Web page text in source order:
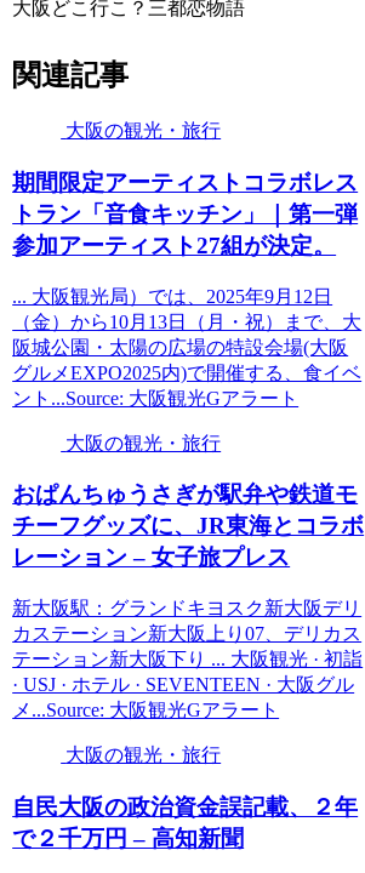
大阪どこ行こ？三都恋物語
関連記事
大阪の観光・旅行
期間限定アーティストコラボレス
トラン「音食キッチン」｜第一弾
参加アーティスト27組が決定。
... 大阪観光局）では、2025年9月12日
（金）から10月13日（月・祝）まで、大
阪城公園・太陽の広場の特設会場(大阪
グルメEXPO2025内)で開催する、食イベ
ント...Source: 大阪観光Gアラート
大阪の観光・旅行
おぱんちゅうさぎが駅弁や鉄道モ
チーフグッズに、JR東海とコラボ
レーション – 女子旅プレス
新大阪駅：グランドキヨスク新大阪デリ
カステーション新大阪上り07、デリカス
テーション新大阪下り ... 大阪観光 · 初詣
· USJ · ホテル · SEVENTEEN · 大阪グル
メ...Source: 大阪観光Gアラート
大阪の観光・旅行
自民大阪の政治資金誤記載、２年
で２千万円 – 高知新聞